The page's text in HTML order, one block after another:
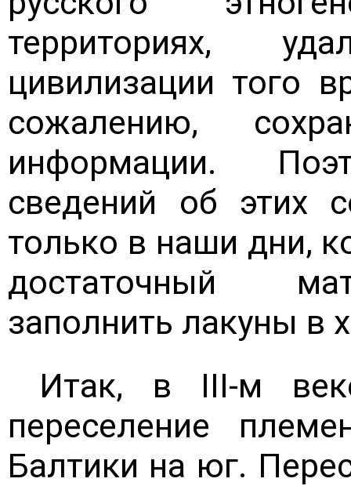
территориях,
цивилизации того
сожалению,
информации.
сведений об этих
только в наши дни,
достаточный
заполнить лакуны в
Итак, в III-м
переселение
Балтики на юг.